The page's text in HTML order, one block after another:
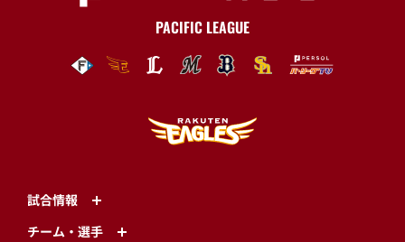
PACIFIC LEAGUE
試合情報
チーム・選手